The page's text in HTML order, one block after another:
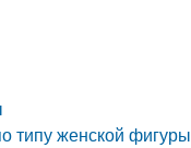
типу женской фигуры